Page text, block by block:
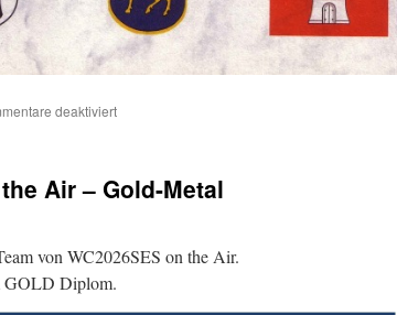
deaktiviertfür
200
Air – Gold-Metal
von WC2026SES on the Air.
GOLD Diplom.